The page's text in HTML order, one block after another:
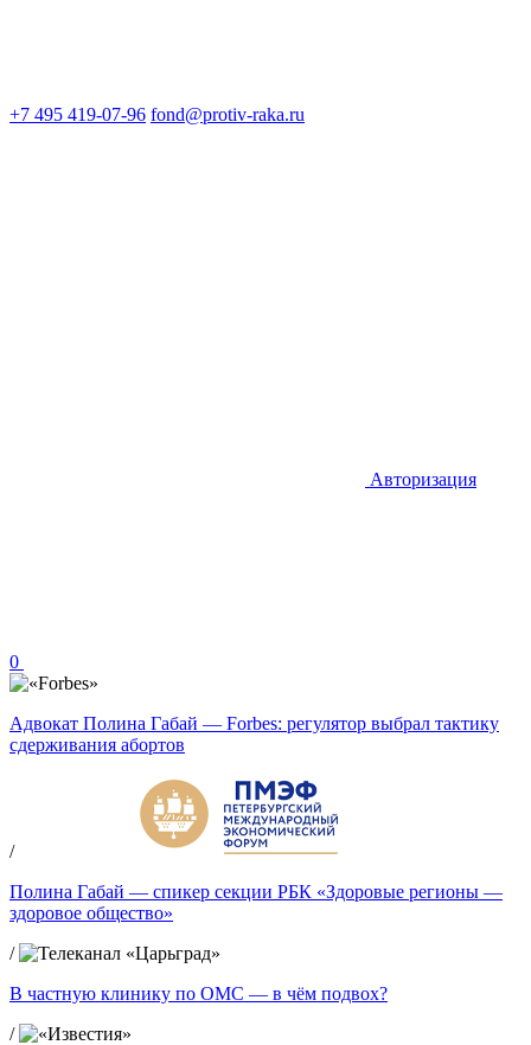
+7 495 419-07-96 fond@protiv-raka.ru
Авторизация
0
Адвокат Полина Габай — Forbes: регулятор выбрал тактику
сдерживания абортов
/
Полина Габай — спикер секции РБК «Здоровые регионы —
здоровое общество»
/
В частную клинику по ОМС — в чём подвох?
/